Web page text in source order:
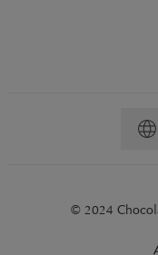
© 2024